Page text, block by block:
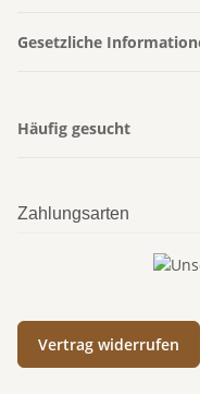
Gesetzliche
Häufig gesucht
Zahlungsarten
Vertrag widerrufen